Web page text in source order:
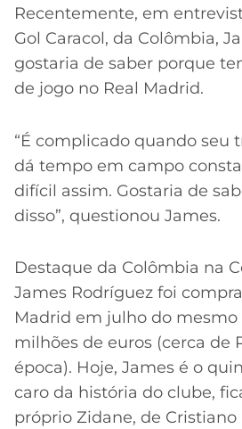
Recentemente, em
Gol Caracol, da Colômbia,
gostaria de saber porque
de jogo no Real Madrid.
“É complicado quando seu
dá tempo em campo
difícil assim. Gostaria de
disso”, questionou James.
Destaque da Colômbia na
James Rodríguez foi
Madrid em julho do mesmo
milhões de euros (cerca de
época). Hoje, James é o
caro da história do clube,
próprio Zidane, de Cristiano